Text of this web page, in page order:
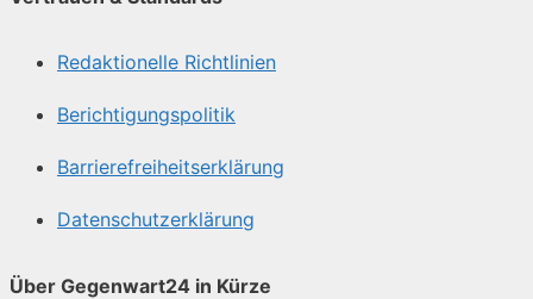
Redaktionelle Richtlinien
Berichtigungspolitik
Barrierefreiheitserklärung
Datenschutzerklärung
Über Gegenwart24 in Kürze